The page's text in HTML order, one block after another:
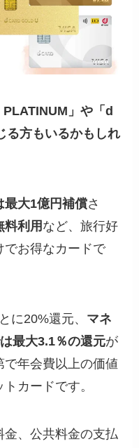
」や「d
る方もいるかもしれ
最大1億円補償さ
料利用 など、旅行好
でお得なカードで
に20%還元、 マネ
最大3.1％の還元が
年会費以上の価値
カードです。
、公共料金の支払